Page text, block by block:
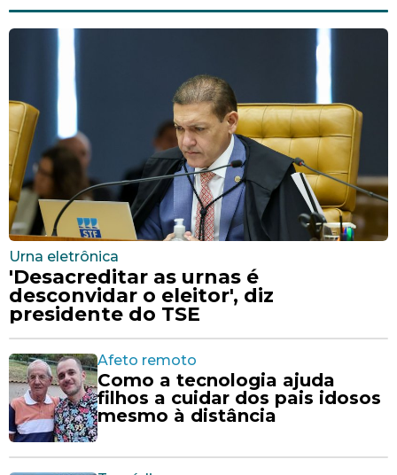
Urna eletrônica
'Desacreditar as urnas é
desconvidar o eleitor', diz
presidente do TSE
Afeto remoto
Como a tecnologia ajuda
filhos a cuidar dos pais idosos
mesmo à distância